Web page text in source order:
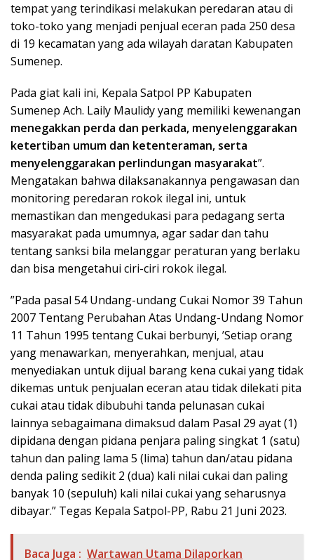
tempat yang terindikasi melakukan peredaran atau di
toko-toko yang menjadi penjual eceran pada 250 desa
di 19 kecamatan yang ada wilayah daratan Kabupaten
Sumenep.
Pada giat kali ini, Kepala Satpol PP Kabupaten
Sumenep Ach. Laily Maulidy yang memiliki kewenangan
menegakkan perda dan perkada, menyelenggarakan
ketertiban umum dan ketenteraman, serta
menyelenggarakan perlindungan masyarakat”.
Mengatakan bahwa dilaksanakannya pengawasan dan
monitoring peredaran rokok ilegal ini, untuk
memastikan dan mengedukasi para pedagang serta
masyarakat pada umumnya, agar sadar dan tahu
tentang sanksi bila melanggar peraturan yang berlaku
dan bisa mengetahui ciri-ciri rokok ilegal.
”Pada pasal 54 Undang-undang Cukai Nomor 39 Tahun
2007 Tentang Perubahan Atas Undang-Undang Nomor
11 Tahun 1995 tentang Cukai berbunyi, ’Setiap orang
yang menawarkan, menyerahkan, menjual, atau
menyediakan untuk dijual barang kena cukai yang tidak
dikemas untuk penjualan eceran atau tidak dilekati pita
cukai atau tidak dibubuhi tanda pelunasan cukai
lainnya sebagaimana dimaksud dalam Pasal 29 ayat (1)
dipidana dengan pidana penjara paling singkat 1 (satu)
tahun dan paling lama 5 (lima) tahun dan/atau pidana
denda paling sedikit 2 (dua) kali nilai cukai dan paling
banyak 10 (sepuluh) kali nilai cukai yang seharusnya
dibayar.” Tegas Kepala Satpol-PP, Rabu 21 Juni 2023.
Baca Juga : Wartawan Utama Dilaporkan